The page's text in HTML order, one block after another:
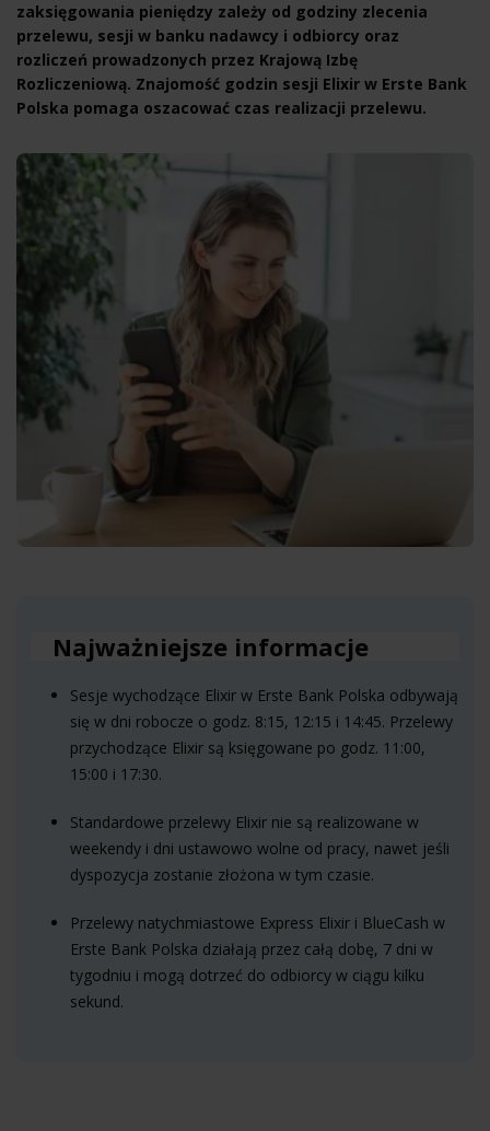
zaksięgowania pieniędzy zależy od godziny zlecenia
przelewu, sesji w banku nadawcy i odbiorcy oraz
rozliczeń prowadzonych przez Krajową Izbę
Rozliczeniową. Znajomość godzin sesji Elixir w Erste Bank
Polska pomaga oszacować czas realizacji przelewu.
Najważniejsze informacje
Sesje wychodzące Elixir w Erste Bank Polska odbywają
się w dni robocze o godz. 8:15, 12:15 i 14:45. Przelewy
przychodzące Elixir są księgowane po godz. 11:00,
15:00 i 17:30.
Standardowe przelewy Elixir nie są realizowane w
weekendy i dni ustawowo wolne od pracy, nawet jeśli
dyspozycja zostanie złożona w tym czasie.
Przelewy natychmiastowe Express Elixir i BlueCash w
Erste Bank Polska działają przez całą dobę, 7 dni w
tygodniu i mogą dotrzeć do odbiorcy w ciągu kilku
sekund.